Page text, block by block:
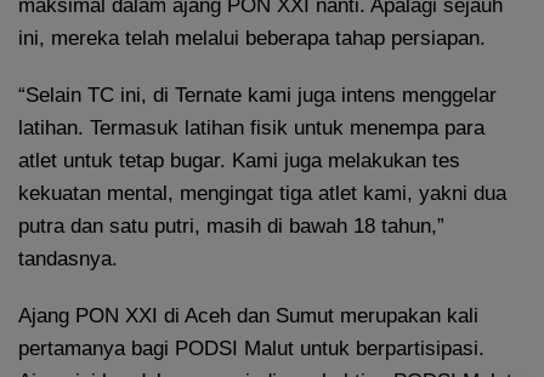
maksimal dalam ajang PON XXI nanti. Apalagi sejauh
ini, mereka telah melalui beberapa tahap persiapan.
“Selain TC ini, di Ternate kami juga intens menggelar
latihan. Termasuk latihan fisik untuk menempa para
atlet untuk tetap bugar. Kami juga melakukan tes
kekuatan mental, mengingat tiga atlet kami, yakni dua
putra dan satu putri, masih di bawah 18 tahun,”
tandasnya.
Ajang PON XXI di Aceh dan Sumut merupakan kali
pertamanya bagi PODSI Malut untuk berpartisipasi.